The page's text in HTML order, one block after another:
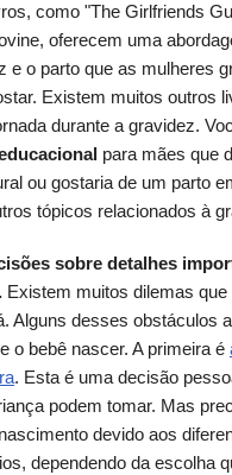
como "The Girlfriends
oferecem uma
e o parto que as mulheres
Existem muitos outros
durante a gravidez.
para mães que
ou gostaria de um parto
tópicos relacionados à
sobre detalhes
Existem muitos dilemas
Alguns desses obstáculos
o bebê nascer. A primeira é
. Esta é uma decisão
podem tomar. Mas
devido aos
dependendo da escolha